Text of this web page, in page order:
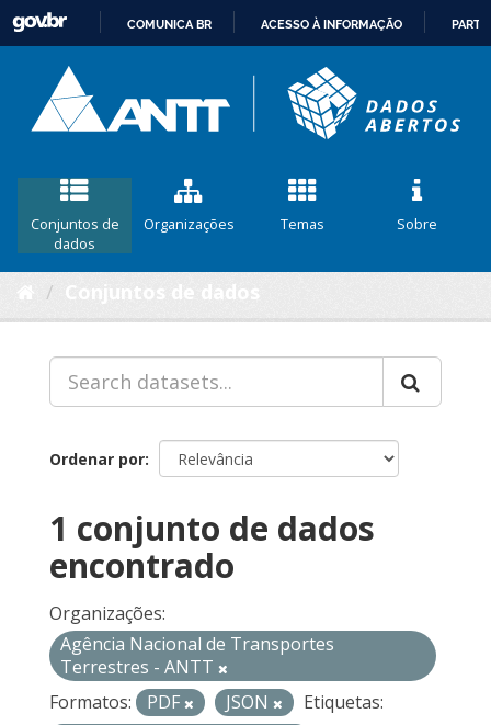
CONTEÚDO
COMUNICA BR ACESSO À INFORMAÇÃO
Conjuntos de
dados
Organizações Temas Sobre
Ordenar por
1 conjunto de dados
encontrado
Organizações:
Agência Nacional de Transportes
Terrestres - ANTT
Formatos:
PDF JSON
Etiquetas: